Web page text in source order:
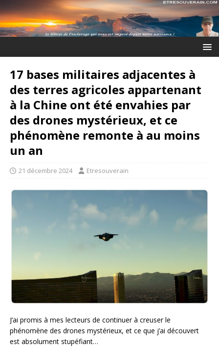
17 bases militaires adjacentes à
des terres agricoles appartenant
à la Chine ont été envahies par
des drones mystérieux, et ce
phénomène remonte à au moins
un an
21 décembre 2024 Etresouverain
J’ai promis à mes lecteurs de continuer à creuser le
phénomène des drones mystérieux, et ce que j’ai découvert
est absolument stupéfiant…